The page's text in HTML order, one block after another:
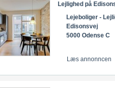
Lejlighed på
Lejeboliger -
Edisonsvej
5000 Odense C
Læs annonncen